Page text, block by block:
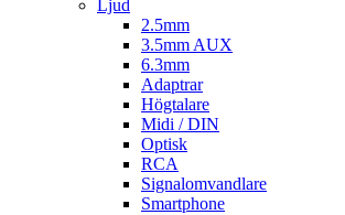
Ljud
2.5mm
3.5mm AUX
6.3mm
Adaptrar
Högtalare
Midi / DIN
Optisk
RCA
Signalomvandlare
Smartphone